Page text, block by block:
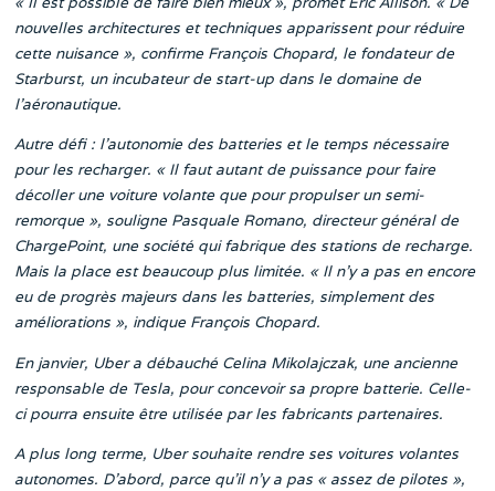
nouvelles architectures et techniques apparissent pour réduire
cette nuisance », confirme François Chopard, le fondateur de
Starburst, un incubateur de start-up dans le domaine de
l’aéronautique.
Autre défi : l’autonomie des batteries et le temps nécessaire
pour les recharger. « Il faut autant de puissance pour faire
décoller une voiture volante que pour propulser un semi-
remorque », souligne Pasquale Romano, directeur général de
ChargePoint, une société qui fabrique des stations de recharge.
Mais la place est beaucoup plus limitée. « Il n’y a pas en encore
eu de progrès majeurs dans les batteries, simplement des
améliorations », indique François Chopard.
En janvier, Uber a débauché Celina Mikolajczak, une ancienne
responsable de Tesla, pour concevoir sa propre batterie. Celle-
ci pourra ensuite être utilisée par les fabricants partenaires.
A plus long terme, Uber souhaite rendre ses voitures volantes
autonomes. D’abord, parce qu’il n’y a pas « assez de pilotes »,